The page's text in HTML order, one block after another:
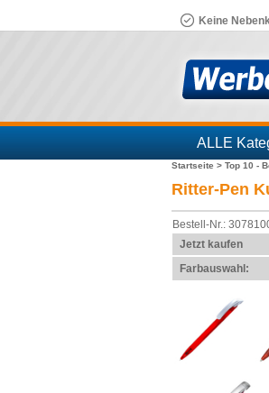
Keine
ALLE
Branchen
Startseite > Top 10 -
Ritter-Pen
Bestell-Nr.:
Jetzt kaufen
Farbauswahl: